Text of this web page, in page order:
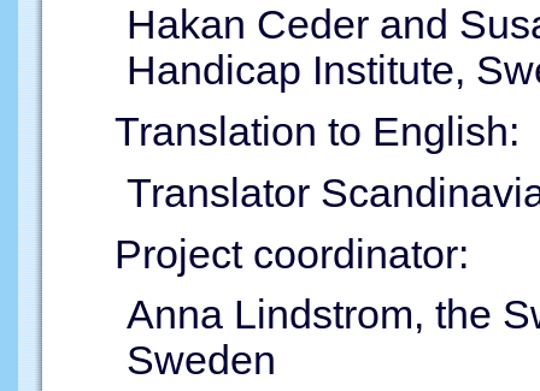
Hakan Ceder and
Handicap Institute,
Translation to English:
Translator
Project coordinator:
Anna Lindstrom, the
Sweden